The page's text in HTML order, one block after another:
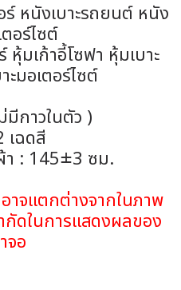
หนังเบาะรถยนต์ หนัง
ตอร์ไซต์
หุ้มเก้าอี้โซฟา หุ้มเบาะ
มอเตอร์ไซต์
มีกาวในตัว )
เฉดสี
า : 145±3 ซม.
าจแตกต่างจากในภาพ
กัดในการแสดงผลของ
จอ